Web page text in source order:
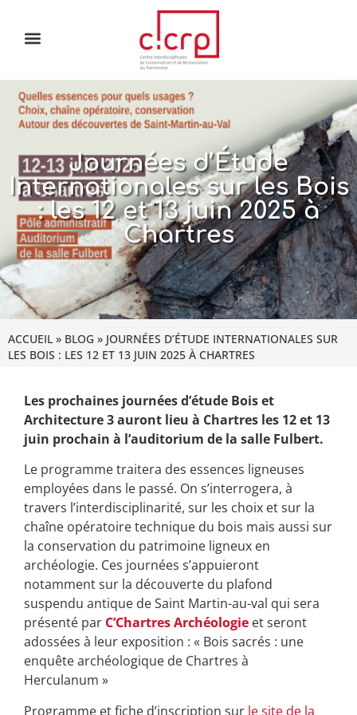
Journées d’Étude
Internationales sur les Bois
: les 12 et 13 juin 2025 à
Chartres
ACCUEIL » BLOG » JOURNÉES D’ÉTUDE INTERNATIONALES SUR
LES BOIS : LES 12 ET 13 JUIN 2025 À CHARTRES
Les prochaines journées d’étude Bois et
Architecture 3 auront lieu à Chartres les 12 et 13
juin prochain à l’auditorium de la salle Fulbert.
Le programme traitera des essences ligneuses
employées dans le passé. On s’interrogera, à
travers l’interdisciplinarité, sur les choix et sur la
chaîne opératoire technique du bois mais aussi sur
la conservation du patrimoine ligneux en
archéologie. Ces journées s’appuieront
notamment sur la découverte du plafond
suspendu antique de Saint Martin-au-val qui sera
présenté par C’Chartres Archéologie et seront
adossées à leur exposition : « Bois sacrés : une
enquête archéologique de Chartres à
Herculanum »
Programme et fiche d’inscription sur le site de la